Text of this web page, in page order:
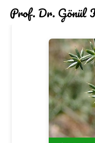
Prof. Dr. Gönül